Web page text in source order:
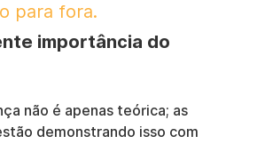
para fora.
importância do
não é apenas teórica; as
demonstrando isso com